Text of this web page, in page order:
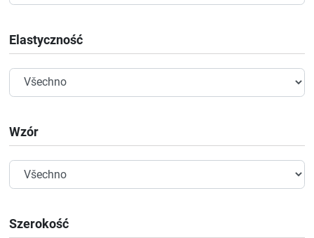
Elastyczność
Wzór
Szerokość